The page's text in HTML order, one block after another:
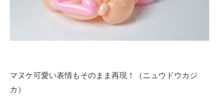
マヌケ可愛い表情もそのまま再現！（ニュウドウカジ
カ）